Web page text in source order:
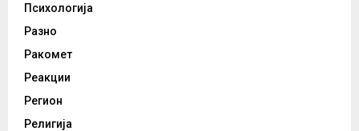
Психологија
Разно
Ракомет
Реакции
Регион
Религија